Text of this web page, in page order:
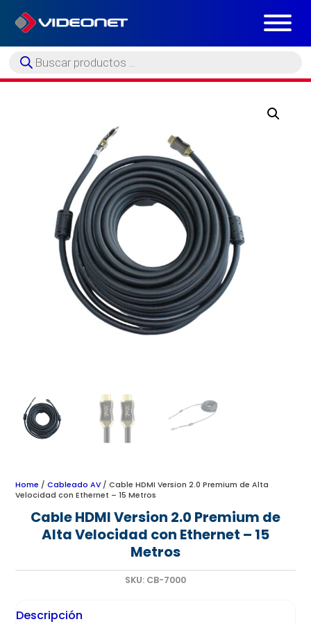
Búsqueda
de
Home /Cableado AV / Cable HDMI Version 2.0 Premium de Alta
Velocidad con Ethernet – 15 Metros
Cable HDMI Version 2.0 Premium de
Alta Velocidad con Ethernet – 15
Metros
SKU: CB-7000
Descripción